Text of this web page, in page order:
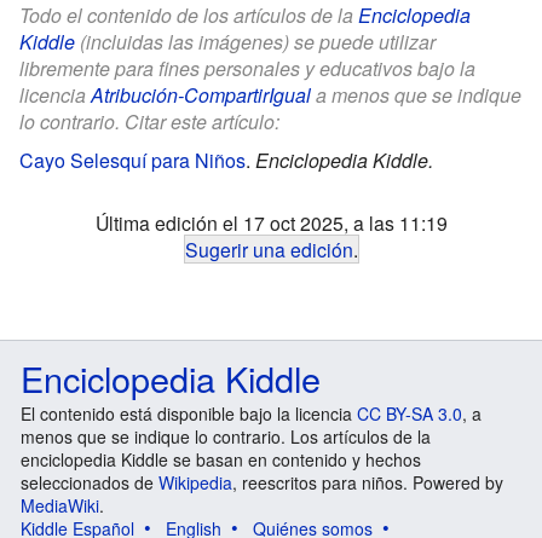
Todo el contenido de los artículos de la Enciclopedia
Kiddle (incluidas las imágenes) se puede utilizar
libremente para fines personales y educativos bajo la
licenciaAtribución-CompartirIguala menos que se indique
lo contrario. Citar este artículo:
Cayo Selesquí para Niños. Enciclopedia Kiddle.
Última edición el 17 oct 2025, a las 11:19
Sugerir una edición.
Enciclopedia Kiddle
El contenido está disponible bajo la licencia CC BY-SA 3.0, a
menos que se indique lo contrario. Los artículos de la
enciclopedia Kiddle se basan en contenido y hechos
seleccionados de Wikipedia, reescritos para niños. Powered by
MediaWiki.
Kiddle Español
English Quiénes somos